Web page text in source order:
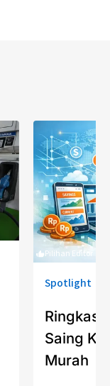
Pilihan Editor
Spotlight
Saing
Murah